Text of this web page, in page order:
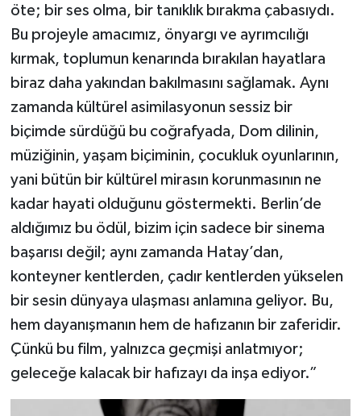
öte; bir ses olma, bir tanıklık bırakma çabasıydı.
Bu projeyle amacımız, önyargı ve ayrımcılığı
kırmak, toplumun kenarında bırakılan hayatlara
biraz daha yakından bakılmasını sağlamak. Aynı
zamanda kültürel asimilasyonun sessiz bir
biçimde sürdüğü bu coğrafyada, Dom dilinin,
müziğinin, yaşam biçiminin, çocukluk oyunlarının,
yani bütün bir kültürel mirasın korunmasının ne
kadar hayati olduğunu göstermekti. Berlin’de
aldığımız bu ödül, bizim için sadece bir sinema
başarısı değil; aynı zamanda Hatay’dan,
konteyner kentlerden, çadır kentlerden yükselen
bir sesin dünyaya ulaşması anlamına geliyor. Bu,
hem dayanışmanın hem de hafızanın bir zaferidir.
Çünkü bu film, yalnızca geçmişi anlatmıyor;
geleceğe kalacak bir hafızayı da inşa ediyor.”